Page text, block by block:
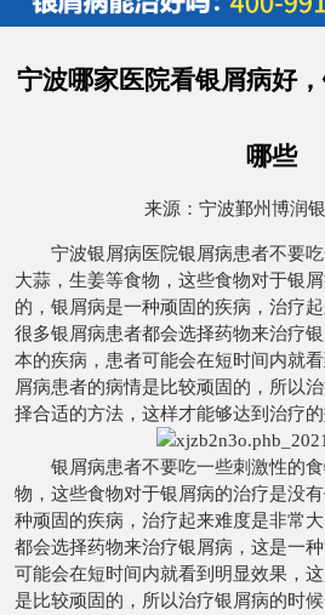
宁波哪家医院看银屑病好
哪些
来源： 宁波鄞州博润
宁波银屑病医院银屑病患者不要
大蒜，生姜等食物，这些食物对于银
的，银屑病是一种顽固的疾病，治疗
很多银屑病患者都会选择药物来治疗
本的疾病，患者可能会在短时间内就
屑病患者的病情是比较顽固的，所以
择合适的方法，这样才能够达到治疗的
银屑病患者不要吃一些刺激性的食
物，这些食物对于银屑病的治疗是没
种顽固的疾病，治疗起来难度是非常
都会选择药物来治疗银屑病，这是一
可能会在短时间内就看到明显效果，
是比较顽固的，所以治疗银屑病的时